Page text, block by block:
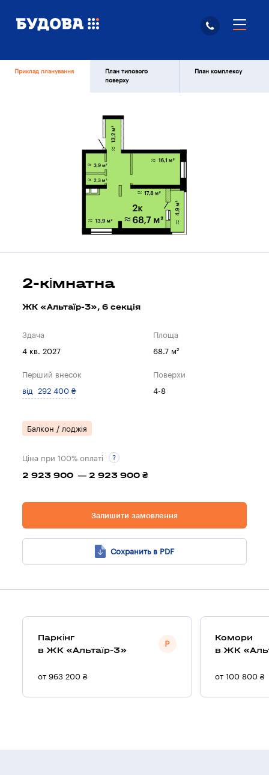
Приклад планування
План типового
поверху
План комплексу
2-кімнатна
ЖК «Альтаїр-3», 6 секцiя
Здача
4 кв. 2027
Площа
68.7 м²
Перший внесок
від 292 400 ₴
Поверхи
4-8
Балкон / лоджія
Ціна при 100% оплаті
2 923 900 — 2 923 900 ₴
Залишити замовлення
Сохранить в PDF
Паркінг
в ЖК «Альтаїр-3»
от 963 200 ₴
Комори
в ЖК
от 100 800 ₴